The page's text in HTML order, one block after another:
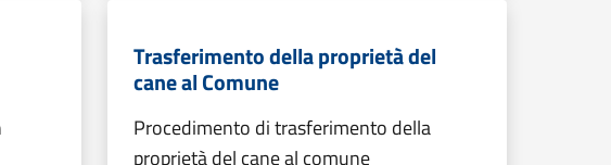
Trasferimento della proprietà del
cane al Comune
Procedimento di trasferimento della
proprietà del cane al comune